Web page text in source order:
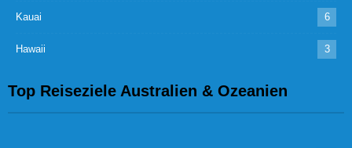
Kauai 6
Hawaii 3
Top Reiseziele Australien & Ozeanien